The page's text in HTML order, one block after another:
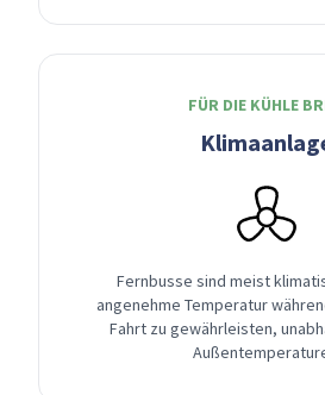
FÜR DIE KÜHLE
Fernbusse sind meist
angenehme Temperatur
Fahrt zu gewährleisten,